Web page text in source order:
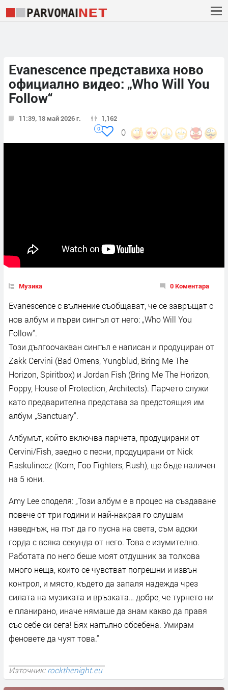
Evanescence представиха ново
официално видео: „Who Will You
Follow“
11:39, 18 май 2026 г. 1,162
0
0
Музика 0 Коментара
Evanescence с вълнение съобщават, че се завръщат с
нов албум и първи сингъл от него: „Who Will You
Follow“.
Този дългоочакван сингъл е написан и продуциран от
Zakk Cervini (Bad Omens, Yungblud, Bring Me The
Horizon, Spiritbox) и Jordan Fish (Bring Me The Horizon,
Poppy, House of Protection, Architects). Парчето служи
като предварителна представа за предстоящия им
албум „Sanctuary“.
Албумът, който включва парчета, продуцирани от
Cervini/Fish, заедно с песни, продуцирани от Nick
Raskulinecz (Korn, Foo Fighters, Rush), ще бъде наличен
на 5 юни.
Amy Lee споделя: „Този ​​албум е в процес на създаване
повече от три години и най-накрая го слушам
наведнъж, на път да го пусна на света, съм адски
горда с всяка секунда от него. Това е изумително.
Работата по него беше моят отдушник за толкова
много неща, които се чувстват погрешни и извън
контрол, и място, където да запаля надежда чрез
силата на музиката и връзката… добре, че турнето ни
е планирано, иначе нямаше да знам какво да правя
със себе си сега! Бях напълно обсебена. Умирам
феновете да чуят това.“
Източник: rockthenight.eu